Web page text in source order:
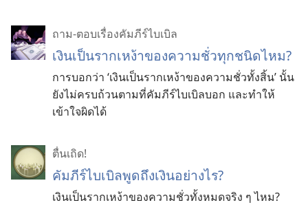
ถาม-ตอบเรื่องคัมภีร์ไบเบิล
เงินเป็นรากเหง้าของความชั่วทุกชนิดไหม?
การบอกว่า ‘เงินเป็นรากเหง้าของความชั่วทั้งสิ้น’ นั้น
ยังไม่ครบถ้วนตามที่คัมภีร์ไบเบิลบอก และทำให้
เข้าใจผิดได้
ตื่นเถิด!
คัมภีร์ไบเบิลพูดถึงเงินอย่างไร?
เงินเป็นรากเหง้าของความชั่วทั้งหมดจริง ๆ ไหม?